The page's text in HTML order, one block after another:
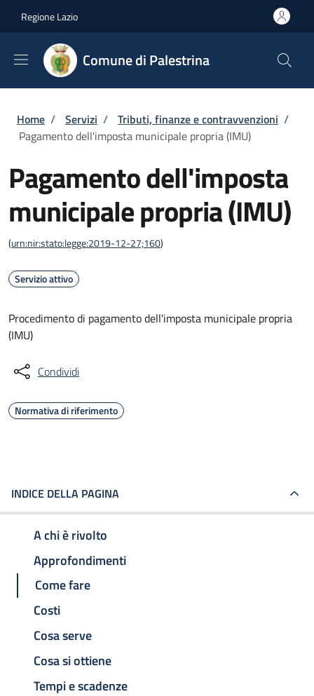
Regione Lazio
Comune di Palestrina
Briciole di pane
Home / Servizi / Tributi, finanze e contravvenzioni /
Pagamento dell'imposta municipale propria (IMU)
Pagamento dell'imposta
municipale propria (IMU)
(urn:nir:stato:legge:2019-12-27;160)
Servizio attivo
Procedimento di pagamento dell'imposta municipale propria
(IMU)
Condividi
Normativa di riferimento
INDICE DELLA PAGINA
A chi è rivolto
Approfondimenti
Come fare
Costi
Cosa serve
Cosa si ottiene
Tempi e scadenze